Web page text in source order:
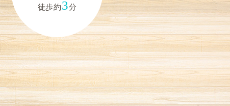
徒歩約3分